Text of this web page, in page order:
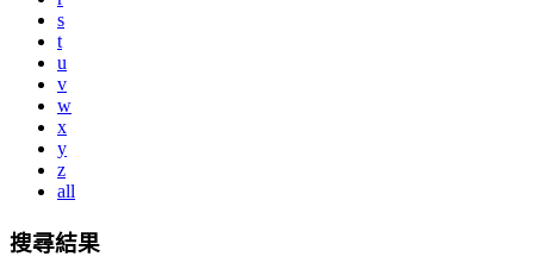
s
t
u
v
w
x
y
z
all
搜尋結果